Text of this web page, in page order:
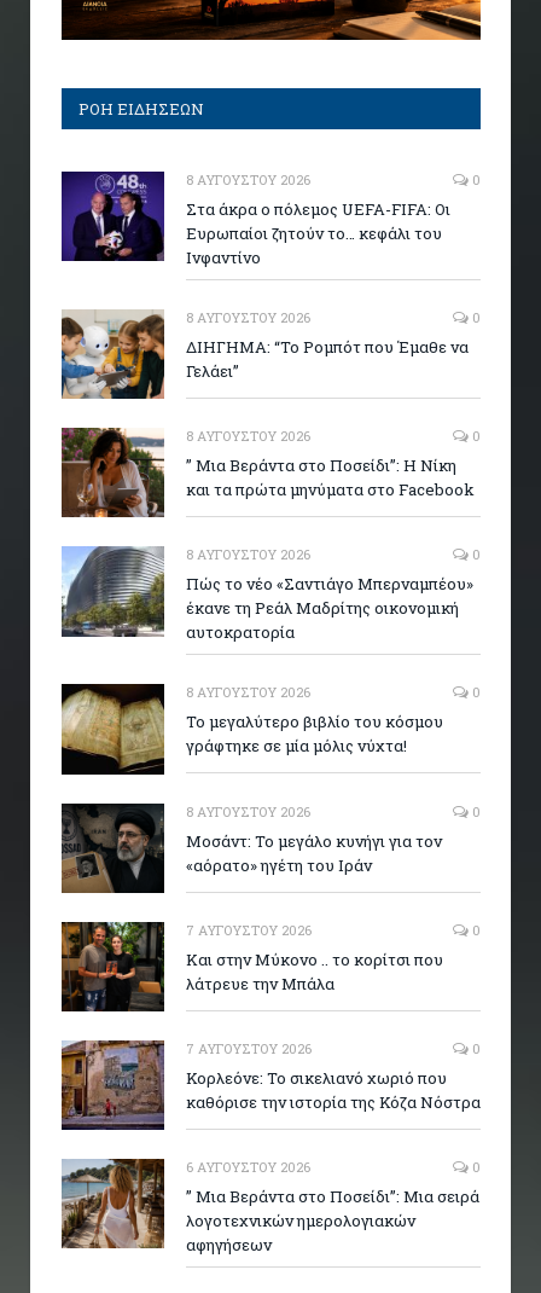
ΡΟΗ ΕΙΔΗΣΕΩΝ
8 ΑΥΓΟΎΣΤΟΥ 2026 0
Στα άκρα ο πόλεμος UEFA-FIFA: Οι
Ευρωπαίοι ζητούν το… κεφάλι του
Ινφαντίνο
8 ΑΥΓΟΎΣΤΟΥ 2026 0
ΔΙΗΓΗΜΑ: “Το Ρομπότ που Έμαθε να
Γελάει”
8 ΑΥΓΟΎΣΤΟΥ 2026 0
” Μια Βεράντα στο Ποσείδι”: Η Νίκη
και τα πρώτα μηνύματα στο Facebook
8 ΑΥΓΟΎΣΤΟΥ 2026 0
Πώς το νέο «Σαντιάγο Μπερναμπέου»
έκανε τη Ρεάλ Μαδρίτης οικονομική
αυτοκρατορία
8 ΑΥΓΟΎΣΤΟΥ 2026 0
Το μεγαλύτερο βιβλίο του κόσμου
γράφτηκε σε μία μόλις νύχτα!
8 ΑΥΓΟΎΣΤΟΥ 2026 0
Μοσάντ: Το μεγάλο κυνήγι για τον
«αόρατο» ηγέτη του Ιράν
7 ΑΥΓΟΎΣΤΟΥ 2026 0
Και στην Μύκονο .. το κορίτσι που
λάτρευε την Μπάλα
7 ΑΥΓΟΎΣΤΟΥ 2026 0
Κορλεόνε: Το σικελιανό χωριό που
καθόρισε την ιστορία της Κόζα Νόστρα
6 ΑΥΓΟΎΣΤΟΥ 2026 0
” Μια Βεράντα στο Ποσείδι”: Μια σειρά
λογοτεχνικών ημερολογιακών
αφηγήσεων